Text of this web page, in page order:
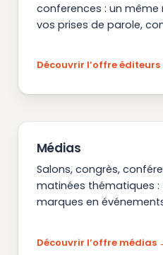
conferences : un
vos prises de parole,
Découvrir l’offre éditeurs
Médias
Salons, congrès,
matinées thématiques
marques en
Découvrir l’offre médias